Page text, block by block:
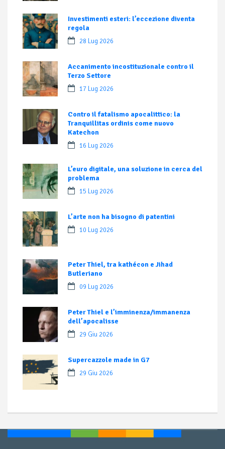
Investimenti esteri: l’eccezione diventa
regola
28 Lug 2026
Accanimento incostituzionale contro il
Terzo Settore
17 Lug 2026
Contro il fatalismo apocalittico: la
Tranquillitas ordinis come nuovo
Katechon
16 Lug 2026
L’euro digitale, una soluzione in cerca del
problema
15 Lug 2026
L’arte non ha bisogno di patentini
10 Lug 2026
Peter Thiel, tra kathécon e Jihad
Butleriano
09 Lug 2026
Peter Thiel e l’imminenza/immanenza
dell’apocalisse
29 Giu 2026
Supercazzole made in G7
29 Giu 2026